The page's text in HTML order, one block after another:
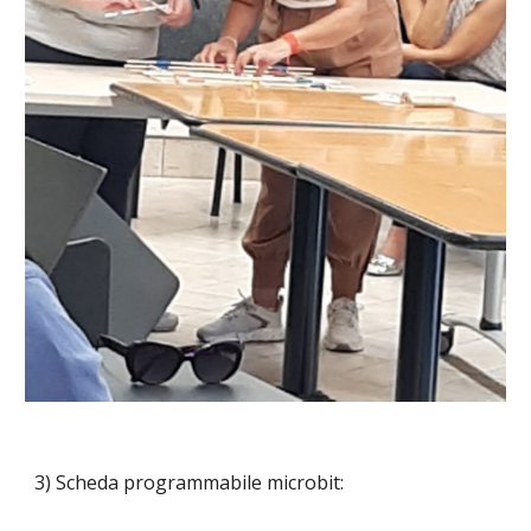
3) Scheda programmabile microbit: